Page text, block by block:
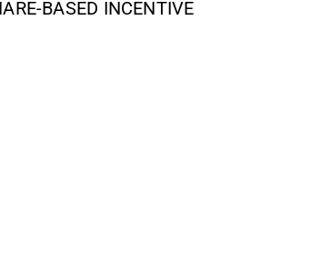
BASED INCENTIVE